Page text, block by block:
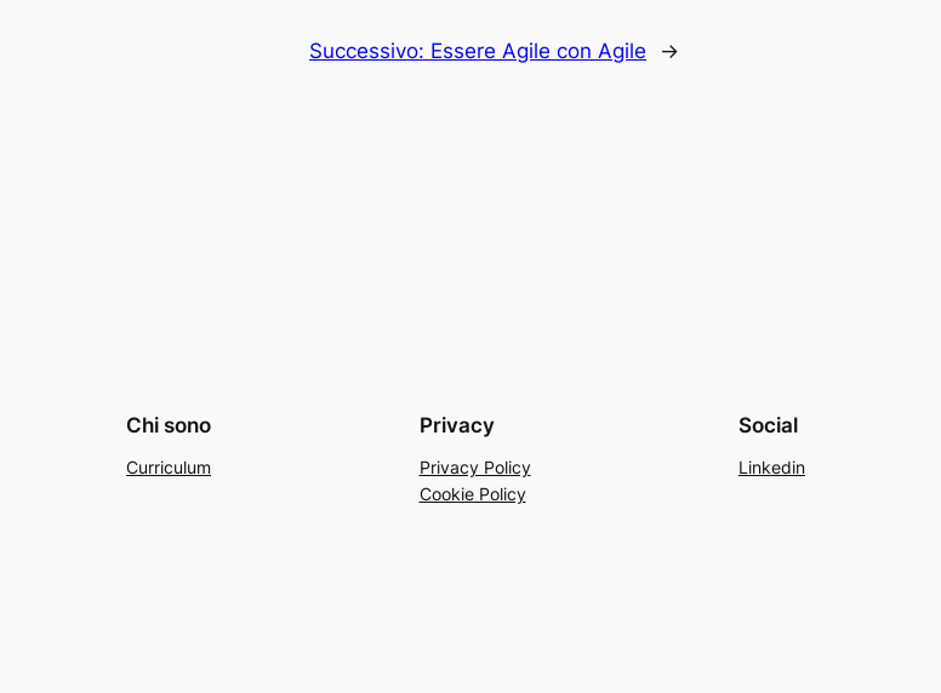
Successivo: Essere Agile con Agile →
Chi sono
Curriculum
Privacy
Privacy Policy
Cookie Policy
Social
Linkedin